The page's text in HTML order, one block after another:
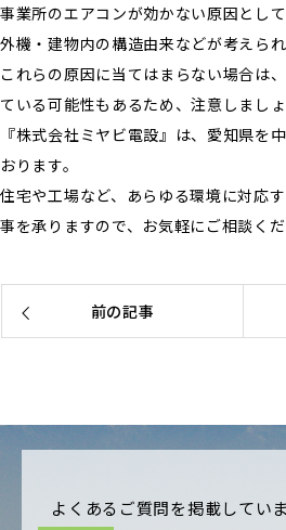
事業所のエアコンが効かない原因とし
外機・建物内の構造由来などが考えられ
これらの原因に当てはまらない場合は
ている可能性もあるため、注意しましょ
『株式会社ミヤビ電設』は、愛知県を
おります。
住宅や工場など、あらゆる環境に対応
事を承りますので、お気軽にご相談くだ
前の記事
よくあるご質問を掲載してい